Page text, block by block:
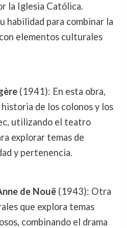
la Iglesia Católica.
habilidad para combinar la
elementos culturales
(1941): En esta obra,
de los colonos y los
utilizando el teatro
explorar temas de
y pertenencia.
de Nouë(1943): Otra
que explora temas
combinando el drama